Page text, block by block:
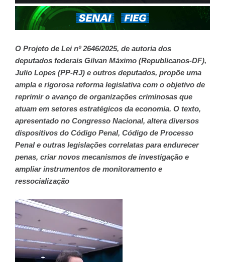
O Projeto de Lei nº 2646/2025, de autoria dos
deputados federais Gilvan Máximo (Republicanos-DF),
Julio Lopes (PP-RJ) e outros deputados, propõe uma
ampla e rigorosa reforma legislativa com o objetivo de
reprimir o avanço de organizações criminosas que
atuam em setores estratégicos da economia. O texto,
apresentado no Congresso Nacional, altera diversos
dispositivos do Código Penal, Código de Processo
Penal e outras legislações correlatas para endurecer
penas, criar novos mecanismos de investigação e
ampliar instrumentos de monitoramento e
ressocialização